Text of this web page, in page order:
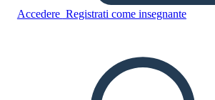
Accedere Registrati come insegnante
in Holes